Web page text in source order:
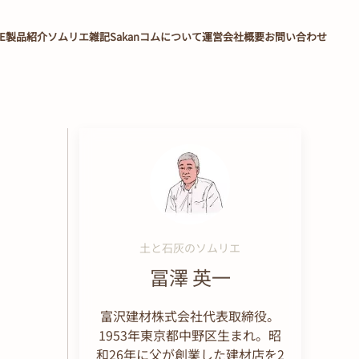
製品紹介ソムリエ雑記Sakanコムについて運営会社概要お問い合わせ
土と石灰のソムリエ
冨澤 英一
富沢建材株式会社代表取締役。
1953年東京都中野区生まれ。昭
和26年に父が創業した建材店を2